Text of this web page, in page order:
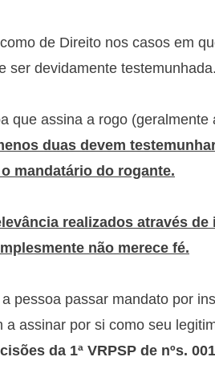
de Direito nos casos em
ser devidamente
que assina a rogo (geralmente
duas devem
mandatário do rogante.
realizados através
não merece fé.
pessoa passar mandato por
a assinar por si como seu
da 1ª VRPSP de nºs.